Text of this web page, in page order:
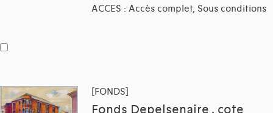
ACCES : Accès complet, Sous conditions
[FONDS]
Fonds Depelsenaire , cote